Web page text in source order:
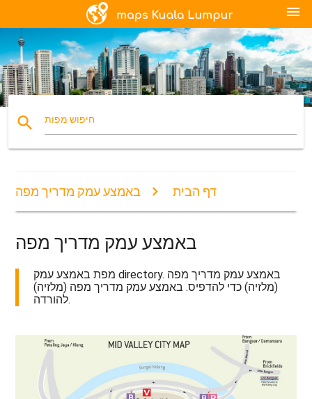
menu
search חיפוש מפות
דף הבית באמצע עמק מדריך מפה
באמצע עמק מדריך מפה
מפת באמצע עמק directory. באמצע עמק מדריך מפה
(מלזיה) כדי להדפיס. באמצע עמק מדריך מפה (מלזיה)
להורדה.